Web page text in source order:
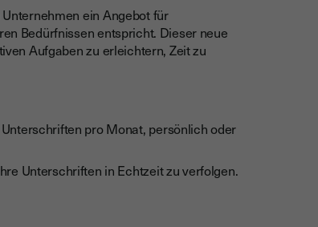
ein Angebot für
Bedürfnissen entspricht. Dieser neue
Aufgaben zu erleichtern, Zeit zu
pro Monat, persönlich oder
Unterschriften in Echtzeit zu verfolgen.